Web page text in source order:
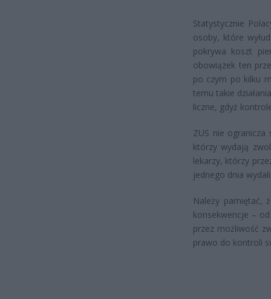
Statystycznie
osoby, które
pokrywa koszt
obowiązek ten
po czym po kilku
temu takie
liczne, gdyż
ZUS nie
którzy wydają
lekarzy, którzy
jednego dnia
Należy pamiętać,
konsekwencje –
przez możliwość
prawo do kontroli